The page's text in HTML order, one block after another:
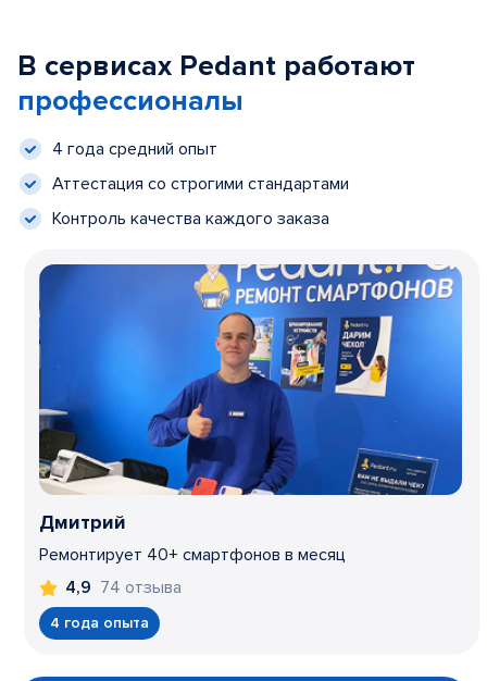
В сервисах Pedant работают
профессионалы
4 года средний опыт
Аттестация со строгими стандартами
Контроль качества каждого заказа
Дмитрий
Ремонтирует 40+ смартфонов в месяц
4,9 74 отзыва
4 года опыта